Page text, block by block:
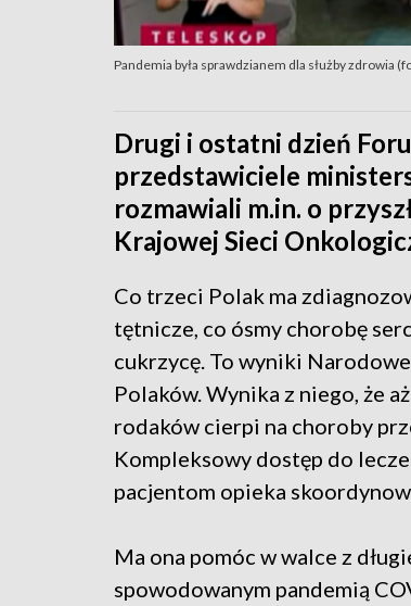
Pandemia była sprawdzianem dla służby zdrowia
Drugi i ostatni dzień
przedstawiciele
rozmawiali m.in. o
Krajowej Sieci
Co trzeci Polak ma
tętnicze, co ósmy chorobę
cukrzycę. To wyniki
Polaków. Wynika z niego, że
rodaków cierpi na choroby
Kompleksowy dostęp do
pacjentom opieka
Ma ona pomóc w walce z
spowodowanym pandemią